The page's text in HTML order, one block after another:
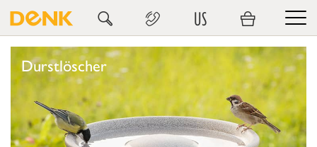
US
Durstlöscher